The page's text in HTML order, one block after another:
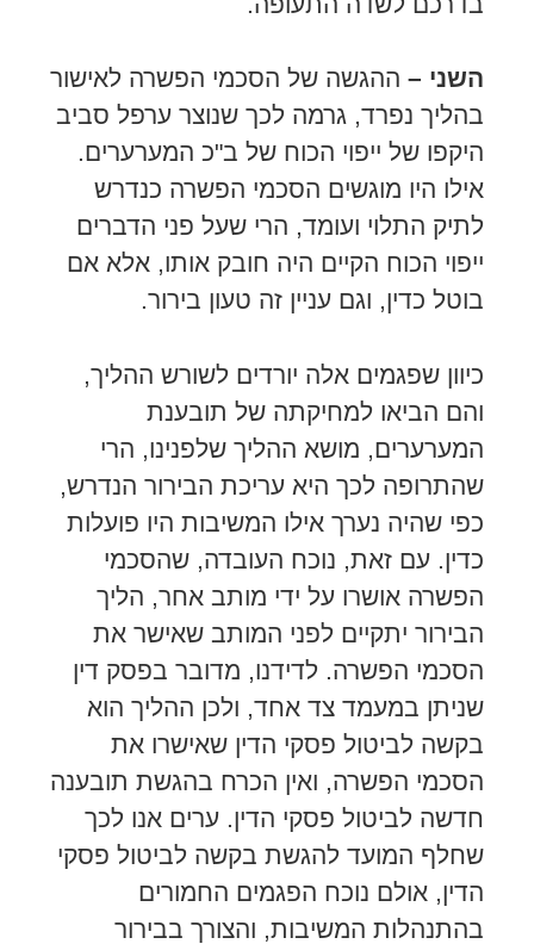
השני –ההגשה של הסכמי הפשרה לאישור
בהליך נפרד, גרמה לכך שנוצר ערפל סביב
היקפו של ייפוי הכוח של ב"כ המערערים.
אילו היו מוגשים הסכמי הפשרה כנדרש
לתיק התלוי ועומד, הרי שעל פני הדברים
ייפוי הכוח הקיים היה חובק אותו, אלא אם
בוטל כדין, וגם עניין זה טעון בירור.
כיוון שפגמים אלה יורדים לשורש ההליך,
והם הביאו למחיקתה של תובענת
המערערים, מושא ההליך שלפנינו, הרי
שהתרופה לכך היא עריכת הבירור הנדרש,
כפי שהיה נערך אילו המשיבות היו פועלות
כדין. עם זאת, נוכח העובדה, שהסכמי
הפשרה אושרו על ידי מותב אחר, הליך
הבירור יתקיים לפני המותב שאישר את
הסכמי הפשרה. לדידנו, מדובר בפסק דין
שניתן במעמד צד אחד, ולכן ההליך הוא
בקשה לביטול פסקי הדין שאישרו את
הסכמי הפשרה, ואין הכרח בהגשת תובענה
חדשה לביטול פסקי הדין. ערים אנו לכך
שחלף המועד להגשת בקשה לביטול פסקי
הדין, אולם נוכח הפגמים החמורים
בהתנהלות המשיבות, והצורך בבירור